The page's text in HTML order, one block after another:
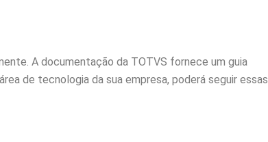
A documentação da TOTVS fornece um guia
de tecnologia da sua empresa, poderá seguir essas